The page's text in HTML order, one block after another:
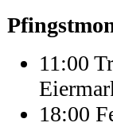
11:00
18:00